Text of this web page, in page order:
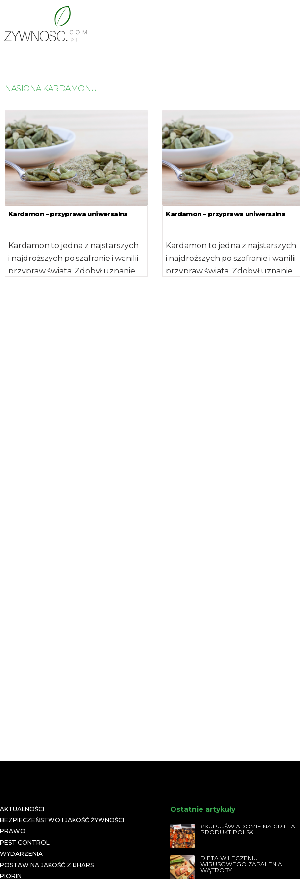
NASIONA KARDAMONU
Kardamon – przyprawa uniwersalna
Kardamon to jedna z najstarszych
i najdroższych po szafranie i wanilii
przypraw świata. Zdobył uznanie
Kardamon – przyprawa uniwersalna
Kardamon to jedna z najstarszych
i najdroższych po szafranie i wanilii
przypraw świata. Zdobył uznanie
AKTUALNOŚCI
BEZPIECZEŃSTWO I JAKOŚĆ ŻYWNOŚCI
PRAWO
PEST CONTROL
WYDARZENIA
POSTAW NA JAKOŚĆ Z IJHARS
PIORIN
Ostatnie artykuły
#KUPUJŚWIADOMIE NA GRILLA –
PRODUKT POLSKI
DIETA W LECZENIU
WIRUSOWEGO ZAPALENIA
WĄTROBY